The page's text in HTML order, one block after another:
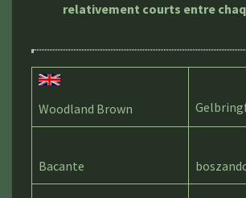
relativement courts entre
Woodland Brown
Bacante